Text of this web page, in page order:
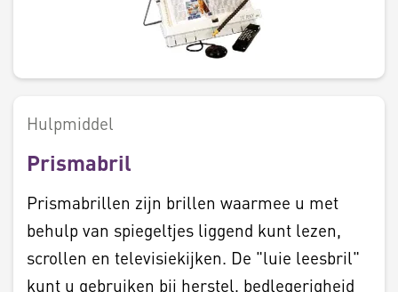
Hulpmiddel
Prismabril
Prismabrillen zijn brillen waarmee u met
behulp van spiegeltjes liggend kunt lezen,
scrollen en televisiekijken. De "luie leesbril"
kunt u gebruiken bij herstel, bedlegerigheid